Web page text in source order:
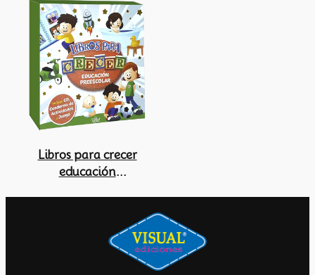
Libros para crecer
educación